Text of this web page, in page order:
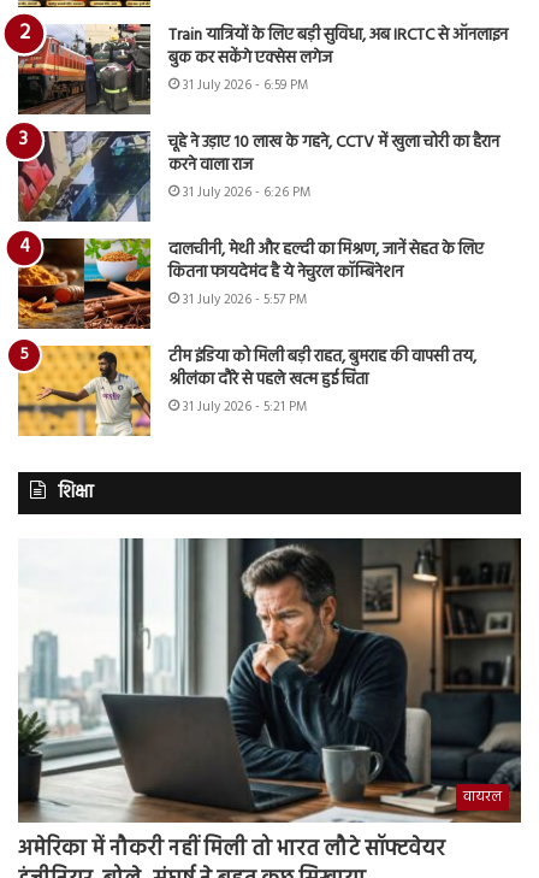
Train यात्रियों के लिए बड़ी सुविधा, अब IRCTC से ऑनलाइन
बुक कर सकेंगे एक्सेस लगेज
31 July 2026 - 6:59 PM
चूहे ने उड़ाए 10 लाख के गहने, CCTV में खुला चोरी का हैरान
करने वाला राज
31 July 2026 - 6:26 PM
दालचीनी, मेथी और हल्दी का मिश्रण, जानें सेहत के लिए
कितना फायदेमंद है ये नेचुरल कॉम्बिनेशन
31 July 2026 - 5:57 PM
टीम इंडिया को मिली बड़ी राहत, बुमराह की वापसी तय,
श्रीलंका दौरे से पहले खत्म हुई चिंता
31 July 2026 - 5:21 PM
शिक्षा
वायरल
अमेरिका में नौकरी नहीं मिली तो भारत लौटे सॉफ्टवेयर